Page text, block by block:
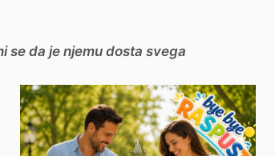
se da je njemu dosta svega